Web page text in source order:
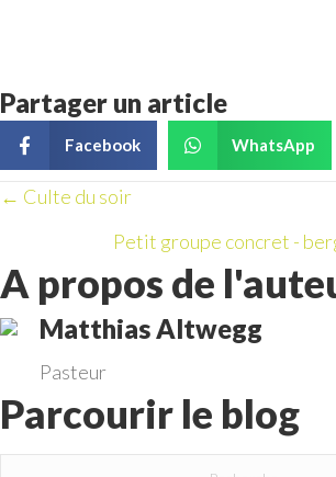
Partager un article
Facebook WhatsApp
Navigation
des
messages
← Culte du soir
Petit groupe concret -
A propos de
Matthias Altwegg
Pasteur
Parcourir le blog